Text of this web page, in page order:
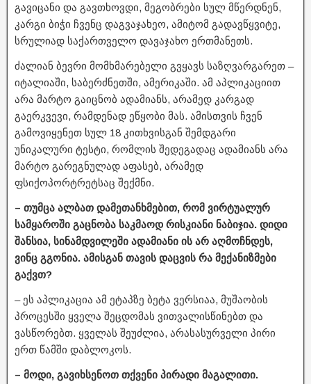
გავიცანი და გავთხოვდი, მეგობრები სულ მწერდნენ,
კარგი ბიჭი ჩვენც დაგვაჯახეო, ამიტომ გადავწყვიტე,
სრულიად საქართველო დავაჯახო ერთმანეთს.
ძალიან ბევრი მომხმარებელი გვყავს საზღვარგარეთ –
იტალიაში, საბერძნეთში, ამერიკაში. ამ აპლიკაციით
არა მარტო გაიცნობ ადამიანს, არამედ კარგად
გაერკვევი, რამდენად ეწყობი მას. ამისთვის ჩვენ
გამოვიყენეთ სულ 18 კითხვისგან შემდგარი
უნიკალური ტესტი, რომლის შედეგადაც ადამიანს არა
მარტო გარეგნულად აფასებ, არამედ
ფსიქოპორტრეტსაც შექმნი.
– თუმცა ალბათ დამეთანხმებით, რომ ვირტუალურ
სამყაროში გაცნობა საკმაოდ რისკიანი ნაბიჯია. დიდი
შანსია, სინამდვილეში ადამიანი ის არ აღმოჩნდეს,
ვინც გგონია. ამისგან თავის დაცვის რა მექანიზმები
გაქვთ?
– ეს აპლიკაცია ამ ეტაპზე ბეტა ვერსიაა, მუშაობის
პროცესში ყველა შეცდომას ვითვალისწინებთ და
ვასწორებთ. ყველას შეუძლია, არასასურველი პირი
ერთ წამში დაბლოკოს.
– მოდი, გავიხსენოთ თქვენი პირადი მაგალითი.